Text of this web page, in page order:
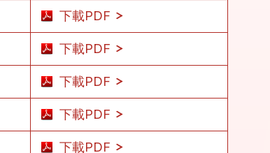
下載PDF
下載PDF
下載PDF
下載PDF
下載PDF